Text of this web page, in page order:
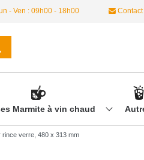
- Ven : 09h00 - 18h00 Contact
Marmite à vin chaud
rince verre, 480 x 313 mm